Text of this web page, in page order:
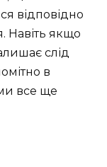
відповідно
Навіть якщо
слід
в
все ще